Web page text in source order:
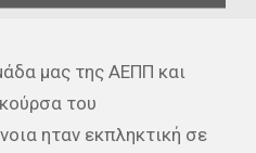
μας της ΑΕΠΠ και
του
ηταν εκπληκτική σε